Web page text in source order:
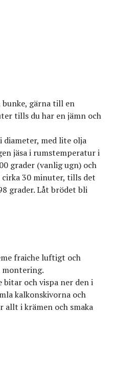
bunke, gärna till en
tills du har en jämn och
diameter, med lite olja
jäsa i rumstemperatur i
grader (vanlig ugn) och
30 minuter, tills det
grader. Låt brödet bli
fraiche luftigt och
montering.
och vispa ner den i
kalkonskivorna och
allt i krämen och smaka